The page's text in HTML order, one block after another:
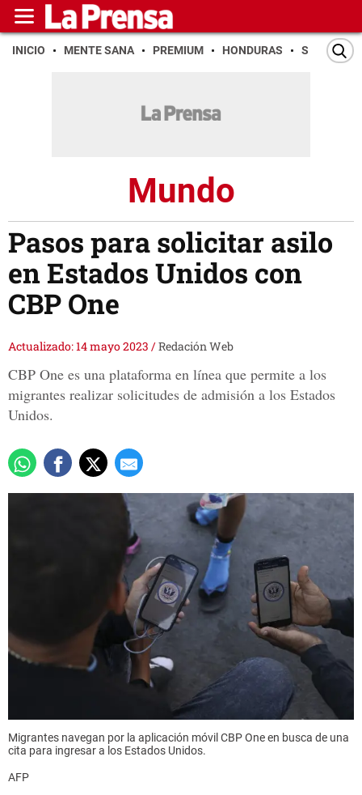
INICIO MENTE SANA PREMIUM HONDURAS SAN PEDRO
Mundo
Pasos para solicitar asilo
en Estados Unidos con
CBP One
Actualizado: 14 mayo 2023 /Redación Web
CBP One es una plataforma en línea que permite a los
migrantes realizar solicitudes de admisión a los Estados
Unidos.
Migrantes navegan por la aplicación móvil CBP One en busca de una
cita para ingresar a los Estados Unidos.
AFP